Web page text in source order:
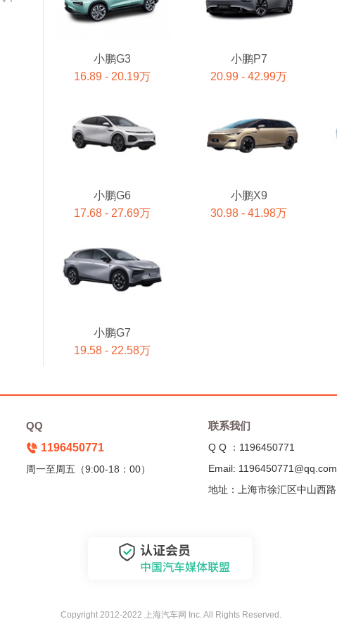
小鹏G3
16.89 - 20.19万
小鹏P7
20.99 - 42.99万
小鹏G6
17.68 - 27.69万
小鹏X9
30.98 - 41.98万
小鹏G7
19.58 - 22.58万
QQ
1196450771
周一至周五（9:00-18：00）
联系我们
Q Q ：1196450771
Email: 1196450771@qq.com
地址：上海市徐汇区中山西路
Copyright 2012-2022 上海汽车网 Inc. All Rights Reserved.